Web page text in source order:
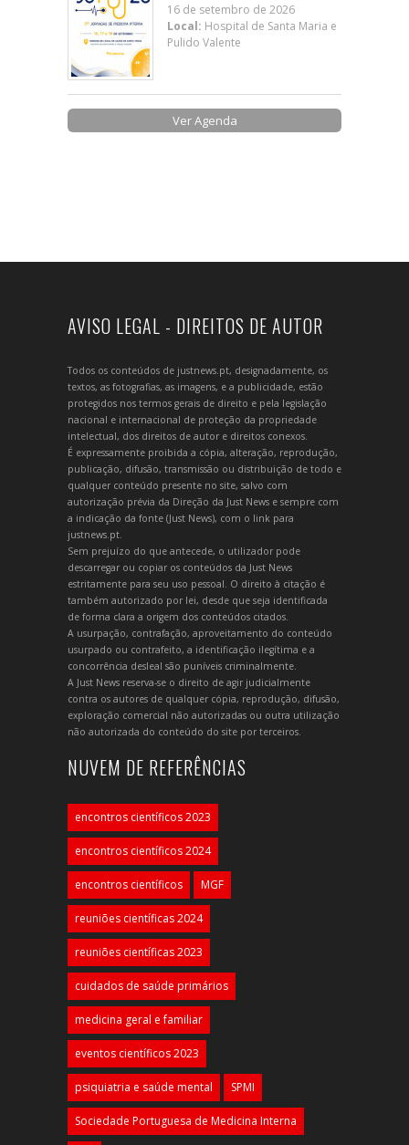
16 de setembro de 2026
Local: Hospital de Santa Maria e
Pulido Valente
Ver Agenda
AVISO LEGAL - DIREITOS DE AUTOR
Todos os conteúdos de justnews.pt, designadamente, os
textos, as fotografias, as imagens, e a publicidade, estão
protegidos nos termos gerais de direito e pela legislação
nacional e internacional de proteção da propriedade
intelectual, dos direitos de autor e direitos conexos.
É expressamente proibida a cópia, alteração, reprodução,
publicação, difusão, transmissão ou distribuição de todo e
qualquer conteúdo presente no site, salvo com
autorização prévia da Direção da Just News e sempre com
a indicação da fonte (Just News), com o link para
justnews.pt.
Sem prejuízo do que antecede, o utilizador pode
descarregar ou copiar os conteúdos da Just News
estritamente para seu uso pessoal. O direito à citação é
também autorizado por lei, desde que seja identificada
de forma clara a origem dos conteúdos citados.
A usurpação, contrafação, aproveitamento do conteúdo
usurpado ou contrafeito, a identificação ilegítima e a
concorrência desleal são puníveis criminalmente.
A Just News reserva-se o direito de agir judicialmente
contra os autores de qualquer cópia, reprodução, difusão,
exploração comercial não autorizadas ou outra utilização
não autorizada do conteúdo do site por terceiros.
NUVEM DE REFERÊNCIAS
encontros científicos 2023
encontros científicos 2024
encontros científicos MGF
reuniões científicas 2024
reuniões científicas 2023
cuidados de saúde primários
medicina geral e familiar
eventos científicos 2023
psiquiatria e saúde mental SPMI
Sociedade Portuguesa de Medicina Interna